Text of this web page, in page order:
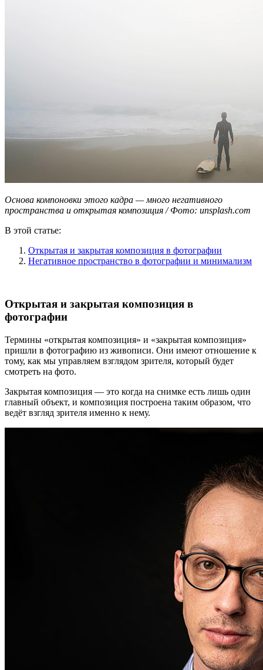
Основа компоновки этого кадра — много негативного
пространства и открытая композиция / Фото: unsplash.com
В этой статье:
Открытая и закрытая композиция в фотографии
Негативное пространство в фотографии и минимализм
Открытая и закрытая композиция в
фотографии
Термины «открытая композиция» и «закрытая композиция»
пришли в фотографию из живописи. Они имеют отношение к
тому, как мы управляем взглядом зрителя, который будет
смотреть на фото.
Закрытая композиция — это когда на снимке есть лишь один
главный объект, и композиция построена таким образом, что
ведёт взгляд зрителя именно к нему.